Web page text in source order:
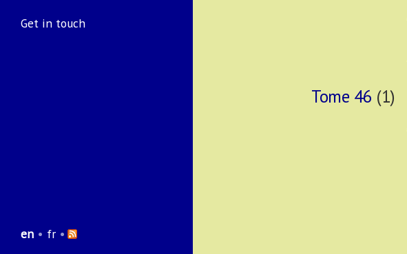
Get in touch
en • fr •
Tome 46 (1)